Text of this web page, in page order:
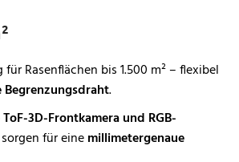
Rasenflächen bis 1.500 m² – flexibel
Begrenzungsdraht.
3D-Frontkamera und RGB-
sorgen für einemillimetergenaue